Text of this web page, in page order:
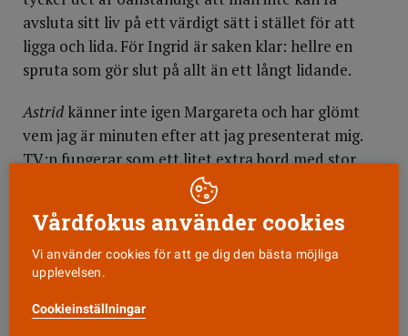
avsluta sitt liv på ett värdigt sätt i stället för att
ligga och lida. För Ingrid är saken klar: hellre en
spruta som gör slut på allt än ett långt lidande.
Astrid känner inte igen Margareta och har glömt
vem jag är minuten efter att jag presenterat mig.
TV:n fungerar som ett litet extra bord med stor
duk över. Inget sällskap av den. ”Om inte
hemtjänsten kom två gånger om dagen skulle hon
bara bli sittande utan att ens ta sig mat”, säger
Margareta. Det görs en utredning om Astrid kan få
komma in på gruppboende för dementa. Grannarna
klagar ibland och den gamla portvakten får ofta
telefonsamtal från henne. Hans telefonnummer
Vårdfokus använder cookies
Vi använder cookies för att ge dig den bästa möjliga
upplevelsen.
Cookieinställningar